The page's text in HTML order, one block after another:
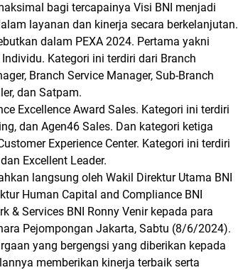
bagi tercapainya Visi BNI menjadi
layanan dan kinerja secara berkelanjutan.
dalam PEXA 2024. Pertama yakni
Kategori ini terdiri dari Branch
Branch Service Manager, Sub-Branch
dan Satpam.
Excellence Award Sales. Kategori ini terdiri
dan Agen46 Sales. Dan kategori ketiga
Experience Center. Kategori ini terdiri
Excellent Leader.
langsung oleh Wakil Direktur Utama BNI
Human Capital and Compliance BNI
& Services BNI Ronny Venir kepada para
Pejompongan Jakarta, Sabtu (8/6/2024).
yang bergengsi yang diberikan kepada
memberikan kinerja terbaik serta